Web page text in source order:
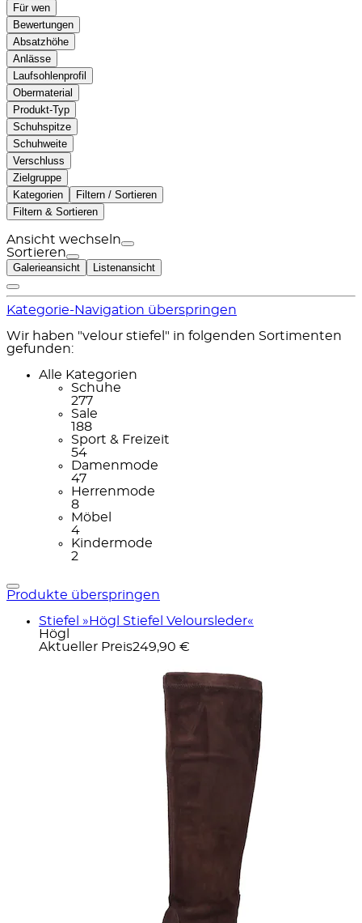
Für wen
Bewertungen
Absatzhöhe
Anlässe
Laufsohlenprofil
Obermaterial
Produkt-Typ
Schuhspitze
Schuhweite
Verschluss
Zielgruppe
Kategorien
Filtern / Sortieren
Filtern & Sortieren
Ansicht wechseln
Sortieren
Galerieansicht Listenansicht
Kategorie-Navigation überspringen
Wir haben "velour stiefel" in folgenden Sortimenten
gefunden:
Alle Kategorien
Schuhe
277
Sale
188
Sport & Freizeit
54
Damenmode
47
Herrenmode
8
Möbel
4
Kindermode
2
Produkte überspringen
Stiefel »Högl Stiefel Veloursleder«
Högl
Aktueller Preis249,90 €